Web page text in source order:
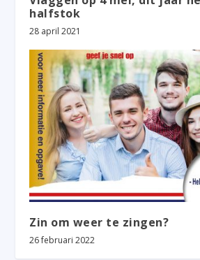
halfstok
28 april 2021
Zin om weer te zingen?
26 februari 2022